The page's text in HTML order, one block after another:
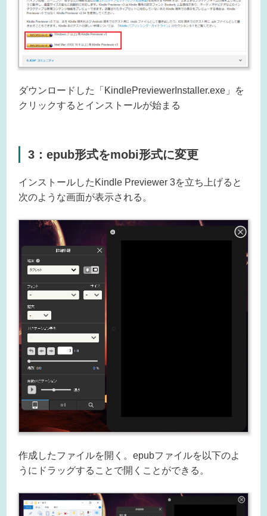
ダウンロードした「KindlePreviewerInstaller.exe」を
クリックするとインストールが始まる
3：epub形式をmobi形式に変更
インストールしたKindle Previewer 3を立ち上げると
次のような画面が表示される。
作成したファイルを開く。epubファイルを以下のよ
うにドラッグすることで開くことができる。